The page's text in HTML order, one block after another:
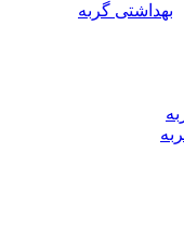
بهداشتی گربه